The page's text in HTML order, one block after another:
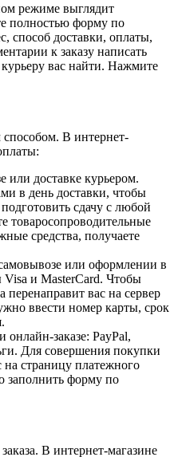
режиме выглядит
полностью форму по
способ доставки, оплаты,
к заказу написать
вас найти. Нажмите
В интернет-
доставке курьером.
в день доставки, чтобы
сдачу с любой
средства, получаете
или оформлении в
Visa и MasterCard. Чтобы
перенаправит вас на сервер
ввести номер карты, срок
заказе: PayPal,
Для совершения покупки
на страницу платежного
заполнить форму по
В интернет-магазине